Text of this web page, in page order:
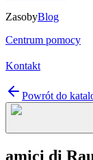
ZasobyBlog
Centrum pomocy
Kontakt
Powrót do
amici di